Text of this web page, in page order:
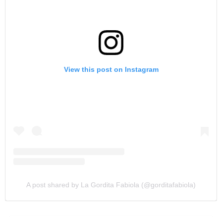
View this post on Instagram
A post shared by La Gordita Fabiola (@gorditafabiola)